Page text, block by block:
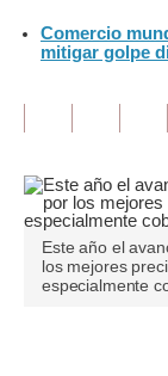
Finanzas
Editorial
Pregunta de hoy
Comercio
mitigar golpe
Este año el
los mejores
especialmente